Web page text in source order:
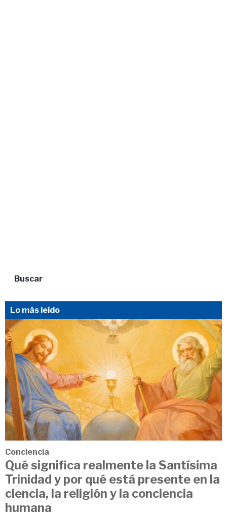
Buscar
Lo más leído
Conciencia
Qué significa realmente la Santísima
Trinidad y por qué está presente en la
ciencia, la religión y la conciencia
humana